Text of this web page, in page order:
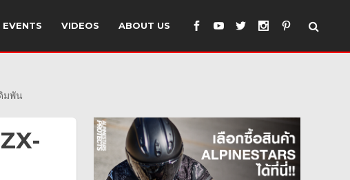
EVENTS VIDEOS ABOUT US
มพัน